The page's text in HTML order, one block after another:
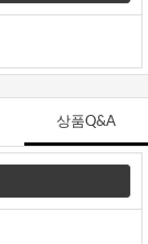
상품Q&A